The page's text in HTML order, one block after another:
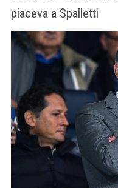
piaceva a Spalletti